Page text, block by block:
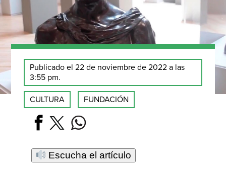
Publicado el 22 de noviembre de 2022 a las
3:55 pm.
CULTURA FUNDACIÓN
Escucha el artículo